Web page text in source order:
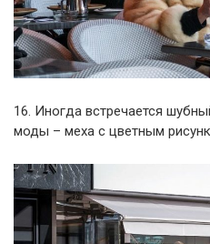
16. Иногда встречается
моды – меха с цветным